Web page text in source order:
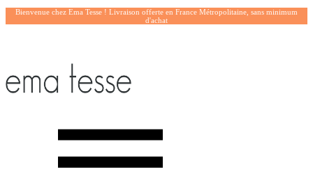
Bienvenue chez Ema Tesse ! Livraison offerte en France Métropolitaine, sans minimum
d'achat